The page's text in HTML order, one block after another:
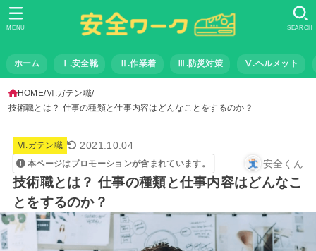
ホーム Ⅰ.安全靴 Ⅱ.作業着 Ⅲ.防災対策 Ⅴ.ヘルメット
SEARCH
MENU
HOME Ⅵ.ガテン職
技術職とは？ 仕事の種類と仕事内容はどんなことをするのか？
Ⅵ.ガテン職 2021.10.04
本ページはプロモーションが含まれています。 安全くん
技術職とは？ 仕事の種類と仕事内容はどんなこ
とをするのか？